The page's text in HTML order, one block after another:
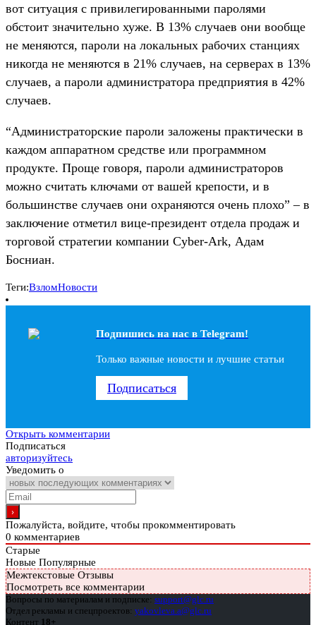
вот ситуация с привилегированными паролями
обстоит значительно хуже. В 13% случаев они вообще
не меняются, пароли на локальных рабочих станциях
никогда не меняются в 21% случаев, на серверах в 13%
случаев, а пароли администратора предприятия в 42%
случаев.
“Администраторские пароли заложены практически в
каждом аппаратном средстве или программном
продукте. Проще говоря, пароли администраторов
можно считать ключами от вашей крепости, и в
большинстве случаев они охраняются очень плохо” – в
заключение отметил вице-президент отдела продаж и
торговой стратегии компании Cyber-Ark, Адам
Босниан.
Теги:ВзломНовости
Подпишись на наc в Telegram!
Только важные новости и лучшие статьи
Подписаться
Открыть комментарии
Подписаться
авторизуйтесь
Уведомить о
Пожалуйста, войдите, чтобы прокомментировать
0 комментариев
Старые
Новые Популярные
Межтекстовые Отзывы
Посмотреть все комментарии
Вопросы по материалам и подписке: support@glc.ru
Отдел рекламы и спецпроектов: yakovleva.a@glc.ru
Контент 18+